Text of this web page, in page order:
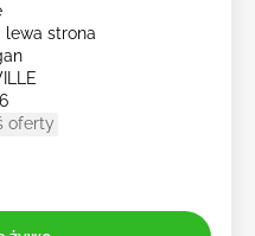
lewa strona
oferty